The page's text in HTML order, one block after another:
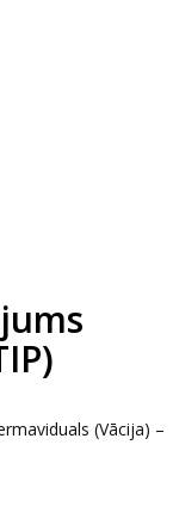
(Vācija) –